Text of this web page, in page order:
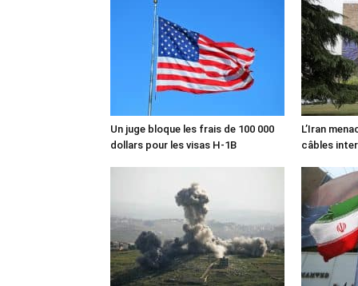
Un juge bloque les frais de 100 000
dollars pour les visas H-1B
L’Iran
câbles